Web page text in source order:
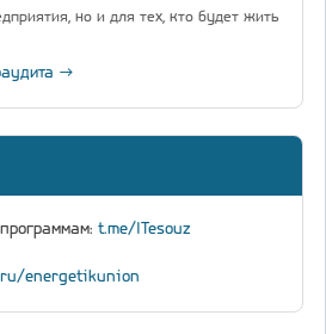
но и для тех, кто будет жить
→
t.me/ITesouz
energetikunion